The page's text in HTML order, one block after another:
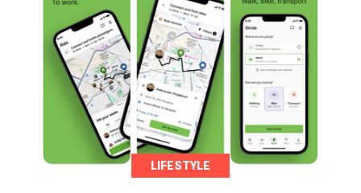
LIFESTYLE